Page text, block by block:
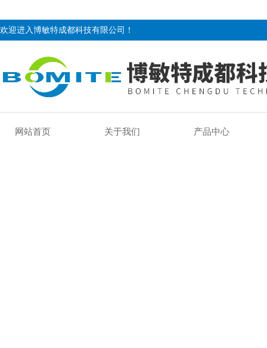
欢迎进入博敏特成都科技有限公司！
网站首页 关于我们 产品中心